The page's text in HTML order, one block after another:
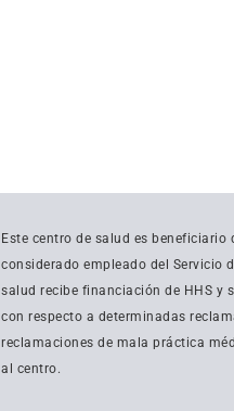
Este centro de salud es
considerado empleado del Servicio
salud recibe financiación de HHS y
con respecto a determinadas
reclamaciones de mala práctica
al centro.